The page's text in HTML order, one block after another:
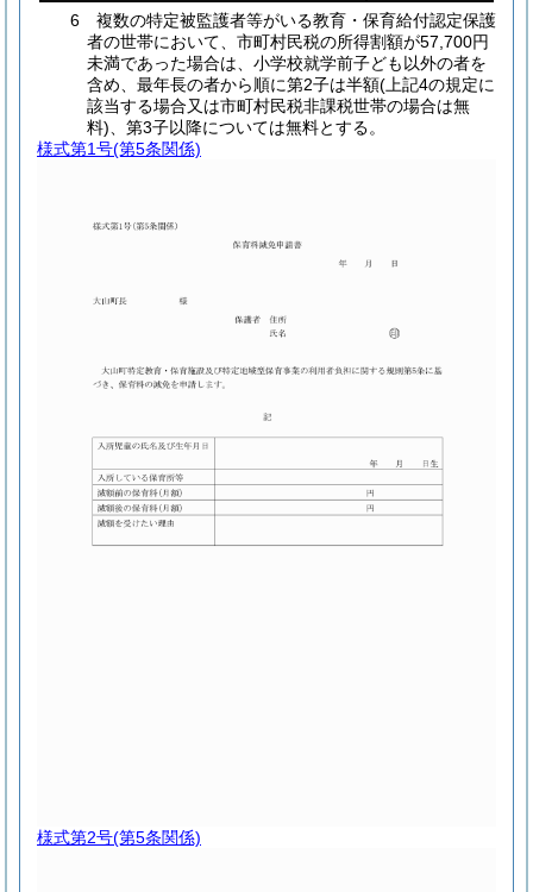
6 複数の特定被監護者等がいる教育・保育給付認定保護
者の世帯において、市町村民税の所得割額が57,700円
未満であった場合は、小学校就学前子ども以外の者を
含め、最年長の者から順に第2子は半額(上記4の規定に
該当する場合又は市町村民税非課税世帯の場合は無
料)、第3子以降については無料とする。
様式第1号(第5条関係)
様式第2号(第5条関係)